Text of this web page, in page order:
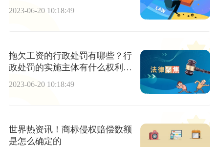
2023-06-20 10:18:49
拖欠工资的行政处罚有哪些？行
政处罚的实施主体有什么权利？
热门
2023-06-20 10:18:49
世界热资讯！商标侵权赔偿数额
是怎么确定的